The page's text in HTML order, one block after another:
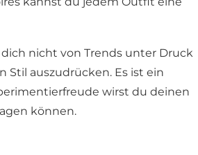
dich nicht von Trends unter Druck
Stil auszudrücken. Es ist ein
wirst du deinen
können.